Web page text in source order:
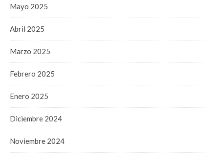
Mayo 2025
Abril 2025
Marzo 2025
Febrero 2025
Enero 2025
Diciembre 2024
Noviembre 2024